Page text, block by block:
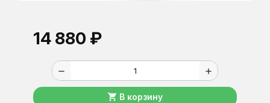
14 880 ₽
remove add
shopping_cart В корзину